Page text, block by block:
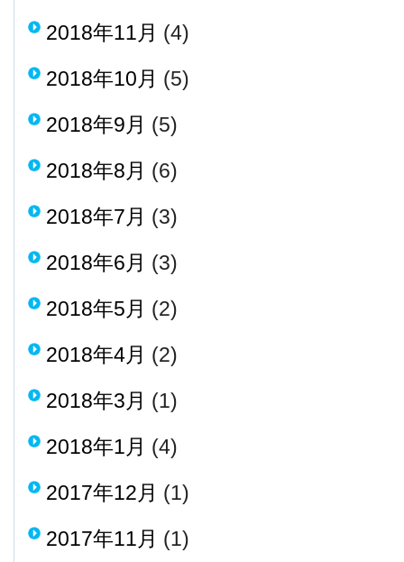
2018年11月 (4)
2018年10月 (5)
2018年9月 (5)
2018年8月 (6)
2018年7月 (3)
2018年6月 (3)
2018年5月 (2)
2018年4月 (2)
2018年3月 (1)
2018年1月 (4)
2017年12月 (1)
2017年11月 (1)